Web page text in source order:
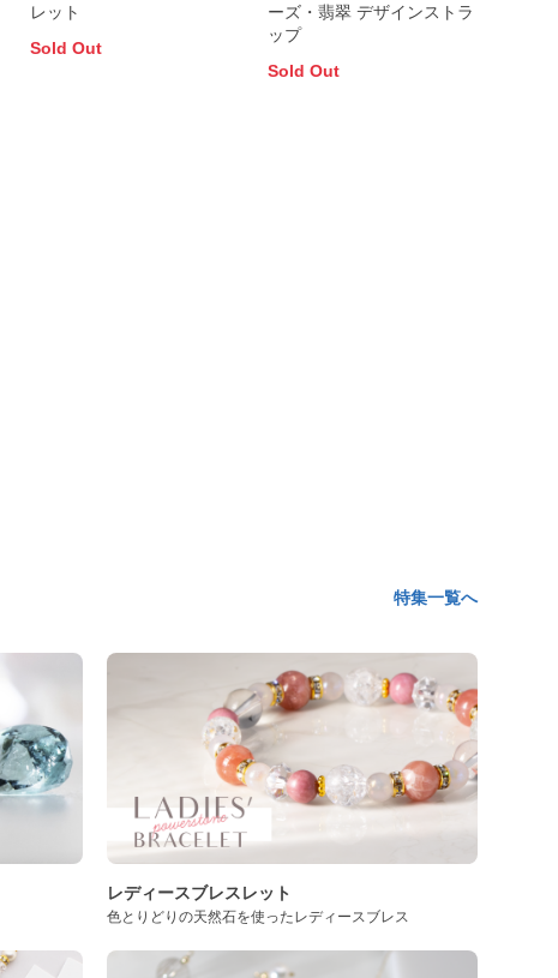
レット
Sold Out
ーズ・翡翠 デザインストラ
ップ
Sold Out
特集一覧へ
レディースブレスレット
色とりどりの天然石を使ったレディースブレス